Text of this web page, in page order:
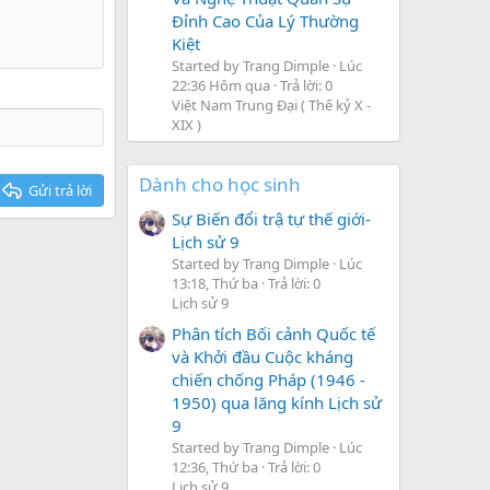
Gửi trả lời
Đỉnh Cao Của Lý Thường
Kiệt
Started by Trang Dimple Lúc
22:36 Hôm qua Trả lời: 0
Việt Nam Trung Đại ( Thế kỷ X -
XIX )
Dành cho học sinh
Sự Biến đổi trậ tự thế giới-
Lịch sử 9
Started by Trang Dimple Lúc
13:18, Thứ ba Trả lời: 0
Lịch sử 9
Phân tích Bối cảnh Quốc tế
và Khởi đầu Cuộc kháng
chiến chống Pháp (1946 -
1950) qua lăng kính Lịch sử
9
Started by Trang Dimple Lúc
12:36, Thứ ba Trả lời: 0